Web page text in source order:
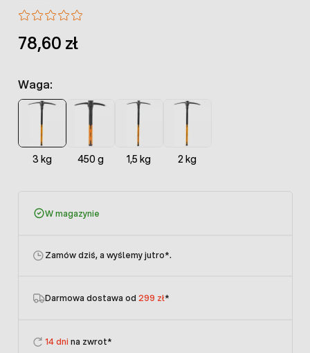
78,60 zł
Waga:
3 kg 450 g 1,5 kg 2 kg
W magazynie
Zamów dziś, a wyślemy jutro*.
Darmowa dostawa od 299 zł*
14 dni na zwrot*